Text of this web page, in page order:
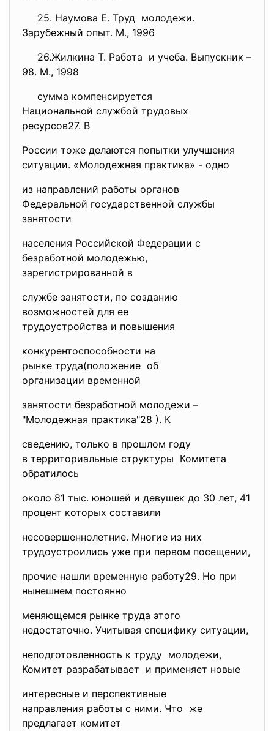
25. Наумова Е. Труд молодежи.
Зарубежный опыт. М., 1996
26.Жилкина Т. Работа и учеба. Выпускник –
98. М., 1998
сумма компенсируется
Национальной службой трудовых
ресурсов27. В
России тоже делаются попытки улучшения
ситуации. «Молодежная практика» - одно
из направлений работы органов
Федеральной государственной службы
занятости
населения Российской Федерации с
безработной молодежью,
зарегистрированной в
службе занятости, по созданию
возможностей для ее
трудоустройства и повышения
конкурентоспособности на
рынке труда(положение об
организации временной
занятости безработной молодежи –
"Молодежная практика"28 ). К
сведению, только в прошлом году
в территориальные структуры Комитета
обратилось
около 81 тыс. юношей и девушек до 30 лет, 41
процент которых составили
несовершеннолетние. Многие из них
трудоустроились уже при первом посещении,
прочие нашли временную работу29. Но при
нынешнем постоянно
меняющемся рынке труда этого
недостаточно. Учитывая специфику ситуации,
неподготовленность к труду молодежи,
Комитет разрабатывает и применяет новые
интересные и перспективные
направления работы с ними. Что же
предлагает комитет